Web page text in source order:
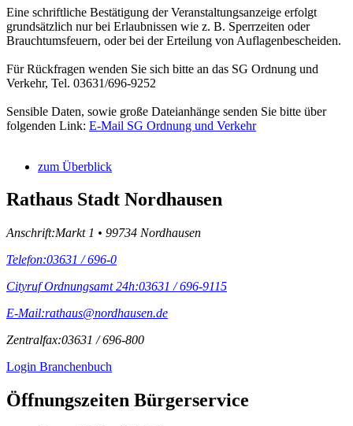
Eine schriftliche Bestätigung der Veranstaltungsanzeige erfolgt
grundsätzlich nur bei Erlaubnissen wie z. B. Sperrzeiten oder
Brauchtumsfeuern, oder bei der Erteilung von Auflagenbescheiden.
Für Rückfragen wenden Sie sich bitte an das SG Ordnung und
Verkehr, Tel. 03631/696-9252
Sensible Daten, sowie große Dateianhänge senden Sie bitte über
folgenden Link: E-Mail SG Ordnung und Verkehr
zum Überblick
Rathaus Stadt Nordhausen
Anschrift:Markt 1 • 99734 Nordhausen
Telefon:03631 / 696-0
Cityruf Ordnungsamt 24h:03631 / 696-9115
E-Mail:rathaus@nordhausen.de
Zentralfax:03631 / 696-800
Login Branchenbuch
Öffnungs­zeiten Bürgerservice